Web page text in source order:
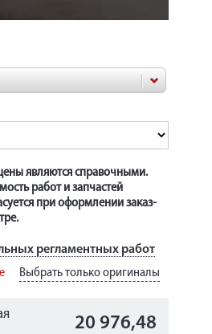
ВОПРОС
являются справочными.
работ и запчастей
при оформлении заказ-
регламентных работ
Выбрать только оригиналы
20 976,48